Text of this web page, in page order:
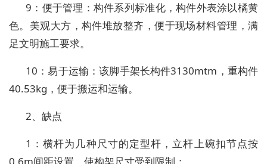
9：便于管理：构件系列标准化，构件外表涂以橘黄
色。美观大方，构件堆放整齐，便于现场材料管理，满
足文明施工要求。
10：易于运输：该脚手架长构件3130mtm，重构件
40.53kg，便于搬运和运输。
2、缺点
1：横杆为几种尺寸的定型杆，立杆上碗扣节点按